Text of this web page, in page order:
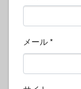
メール *